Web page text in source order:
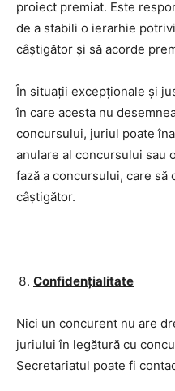
proiect premiat. Este
de a stabili o ierarhie
câștigător și să acorde
În situații excepționale și
în care acesta nu
concursului, juriul poate
anulare al concursului sau
fază a concursului, care să
câștigător.
Confidențialitate
Nici un concurent nu are
juriului în legătură cu
Secretariatul poate fi